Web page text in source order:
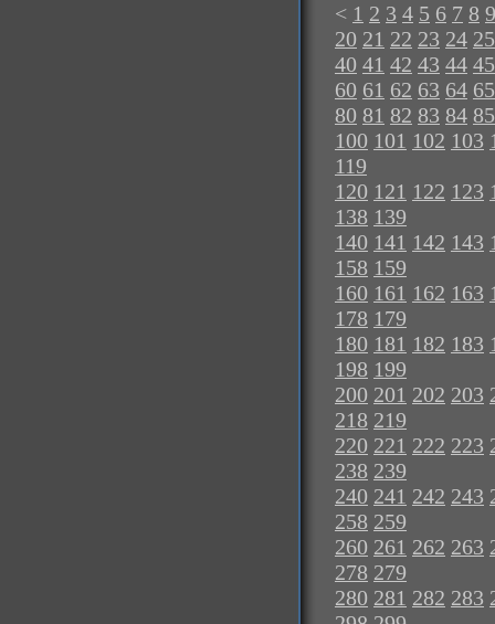
< 1 2 3 4 5 6 7 8 9
20 21 22 23 24 25
40 41 42 43 44 45
60 61 62 63 64 65
80 81 82 83 84 85
100 101 102 103
119
120 121 122 123
138 139
140 141 142 143
158 159
160 161 162 163
178 179
180 181 182 183
198 199
200 201 202 203
218 219
220 221 222 223
238 239
240 241 242 243
258 259
260 261 262 263
278 279
280 281 282 283